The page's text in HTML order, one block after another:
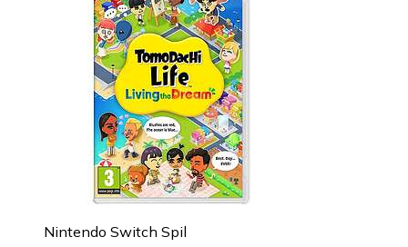
Nintendo Switch Spil